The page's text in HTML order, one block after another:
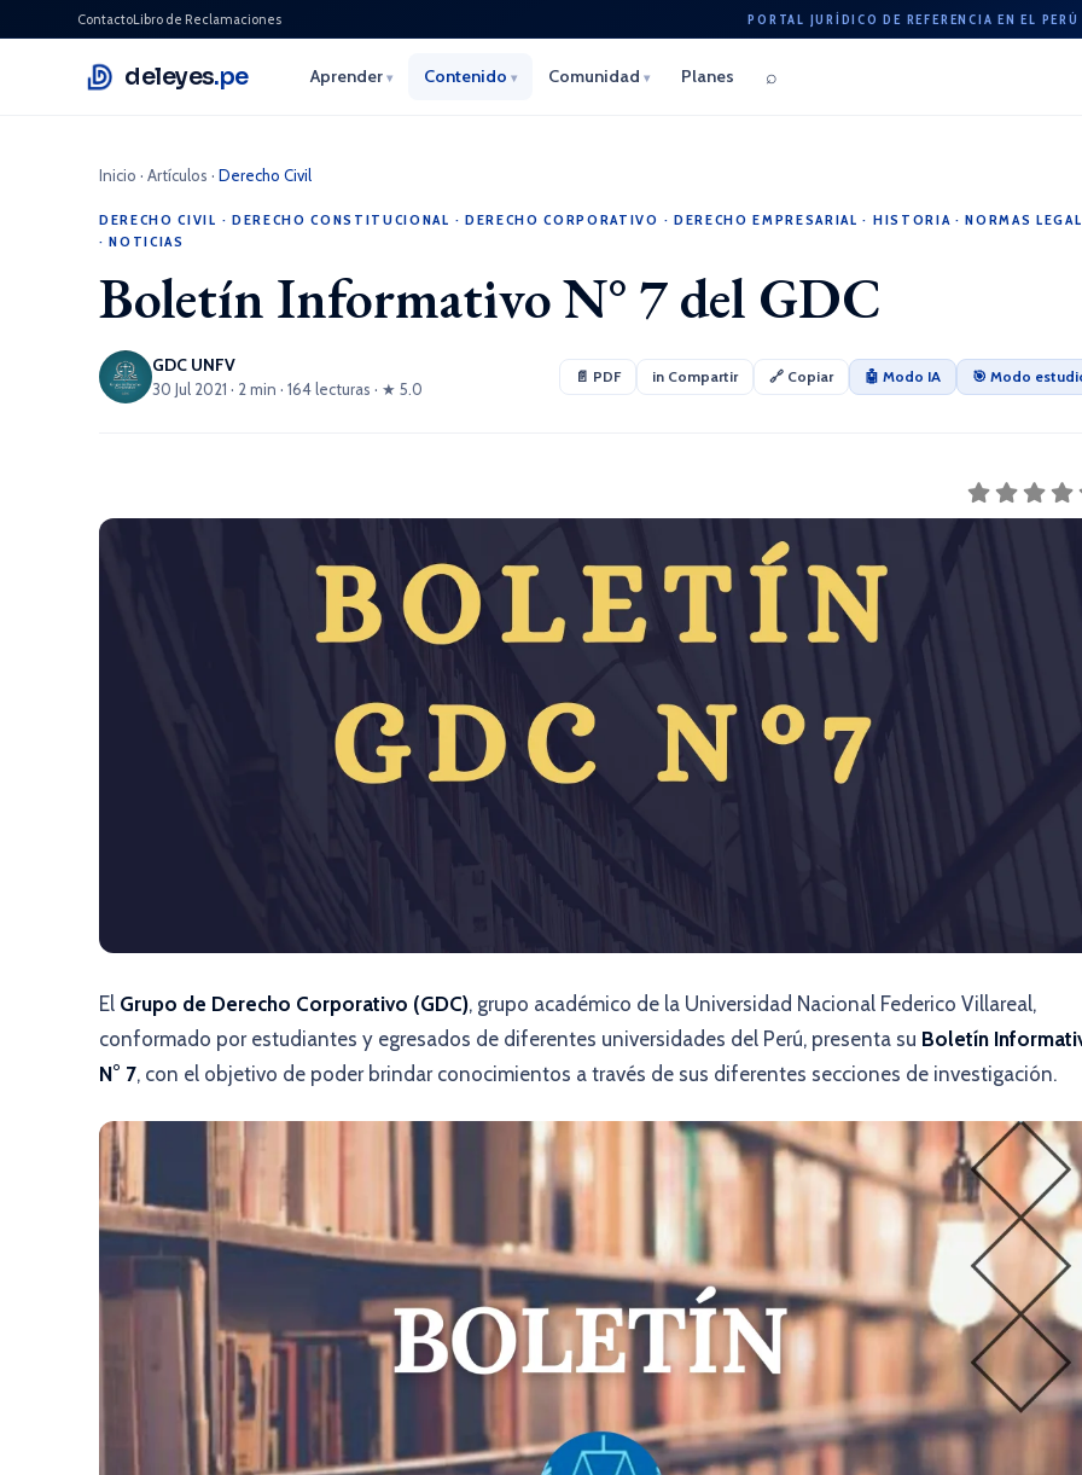
ContactoLibro de Reclamaciones PORTAL JURÍDICO DE REFERENCIA EN EL PERÚ
deleyes.pe Aprender ▾ Contenido ▾ Comunidad ▾ Planes ⌕
Inicio · Artículos · Derecho Civil
DERECHO CIVIL · DERECHO CONSTITUCIONAL · DERECHO CORPORATIVO · DERECHO EMPRESARIAL · HISTORIA ·NORMAS
·NOTICIAS
Boletín Informativo N° 7 del GDC
GDC UNFV
30 Jul 2021 · 2 min · 164 lecturas · ★ 5.0
📄 PDF in Compartir 🔗 Copiar 🤖 Modo IA 🎯 Modo
El Grupo de Derecho Corporativo (GDC), grupo académico de la Universidad Nacional Federico Villareal,
conformado por estudiantes y egresados de diferentes universidades del Perú, presenta su Boletín
N° 7, con el objetivo de poder brindar conocimientos a través de sus diferentes secciones de investigación.